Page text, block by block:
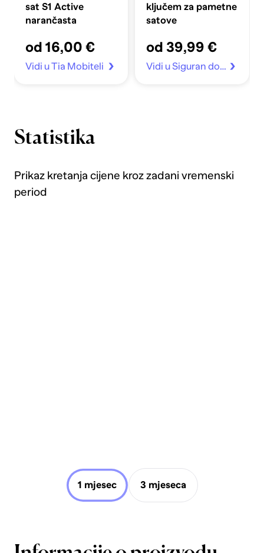
sat S1 Active
narančasta
od 16,00 €
Vidi u Tia Mobiteli
ključem za pametne
satove
od 39,99 €
Vidi u Siguran dom
Statistika
Prikaz kretanja cijene kroz zadani vremenski
period
1 mjesec 3 mjeseca